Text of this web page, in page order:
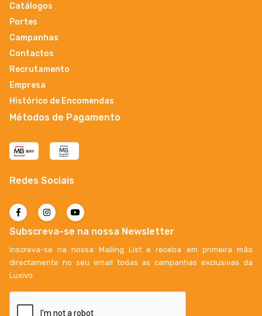
Catálogos
Portes
Campanhas
Contactos
Recrutamento
Empresa
Histórico de Encomendas
Métodos de Pagamento
Redes Sociais
Subscreva-se na nossa Newsletter
Inscreva-se na nossa Mailing List e receba em primeira mão
directamente no seu email todas as campanhas exclusivas da
Luxivo.